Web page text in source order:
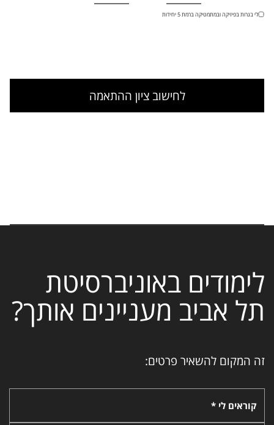
יש לי בגרות בפיזיקה ובמתמטיקה ברמת 5 יחידות
לחישוב ציון ההתאמה
לימודים באוניברסיטת
תל אביב מעניינים אותך?
זה המקום להשאיר פרטים:
קוראים לי *